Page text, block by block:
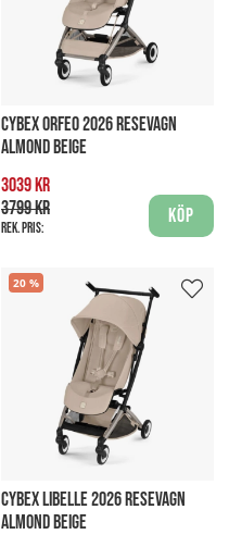
CYBEX ORFEO 2026 RESEVAGN
ALMOND BEIGE
3039 kr
3799 kr
Rek. pris:
Köp
20
CYBEX LIBELLE 2026 RESEVAGN
ALMOND BEIGE